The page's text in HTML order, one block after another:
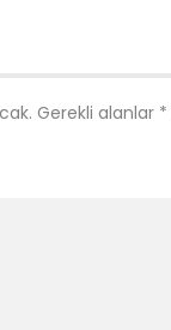
Gerekli alanlar *